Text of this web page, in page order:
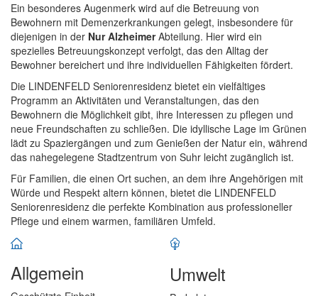
Ein besonderes Augenmerk wird auf die Betreuung von
Bewohnern mit Demenzerkrankungen gelegt, insbesondere für
diejenigen in der Nur AlzheimerAbteilung. Hier wird ein
spezielles Betreuungskonzept verfolgt, das den Alltag der
Bewohner bereichert und ihre individuellen Fähigkeiten fördert.
Die LINDENFELD Seniorenresidenz bietet ein vielfältiges
Programm an Aktivitäten und Veranstaltungen, das den
Bewohnern die Möglichkeit gibt, ihre Interessen zu pflegen und
neue Freundschaften zu schließen. Die idyllische Lage im Grünen
lädt zu Spaziergängen und zum Genießen der Natur ein, während
das nahegelegene Stadtzentrum von Suhr leicht zugänglich ist.
Für Familien, die einen Ort suchen, an dem ihre Angehörigen mit
Würde und Respekt altern können, bietet die LINDENFELD
Seniorenresidenz die perfekte Kombination aus professioneller
Pflege und einem warmen, familiären Umfeld.
Allgemein Umwelt